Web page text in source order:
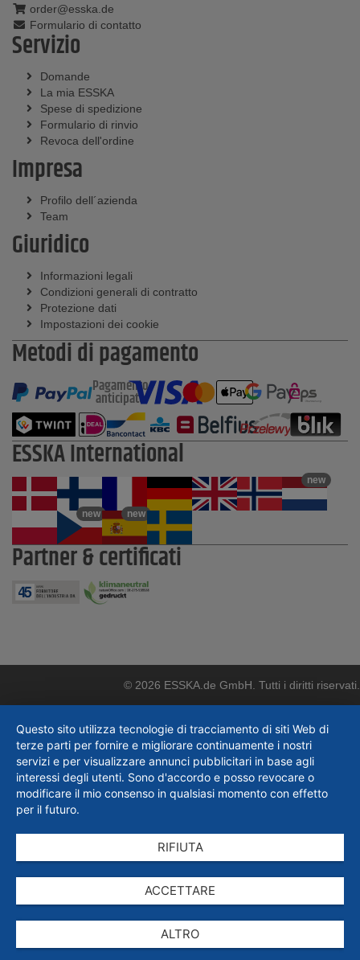
order@esska.de
Formulario di contatto
Servizio
Domande
La mia ESSKA
Spese di spedizione
Formulario di rinvio
Revoca dell'ordine
Impresa
Profilo dell´azienda
Team
Giuridico
Informazioni legali
Condizioni generali di contratto
Protezione dati
Impostazioni dei cookie
Metodi di pagamento
Pagamento
anticipato
ESSKA International
new
new new
Partner & certificati
© 2026 ESSKA.de GmbH. Tutti i diritti riservati.
Questo sito utilizza tecnologie di tracciamento di siti Web di
terze parti per fornire e migliorare continuamente i nostri
servizi e per visualizzare annunci pubblicitari in base agli
interessi degli utenti. Sono d'accordo e posso revocare o
modificare il mio consenso in qualsiasi momento con effetto
per il futuro.
RIFIUTA
ACCETTARE
ALTRO